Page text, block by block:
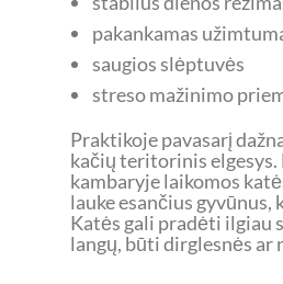
pakankamas
saugios slėptuvės
streso mažinimo
Praktikoje pavasarį
kačių teritorinis
kambaryje laikomos
lauke esančius gyvūnus,
Katės gali pradėti ilgiau
langų, būti dirglesnės ar